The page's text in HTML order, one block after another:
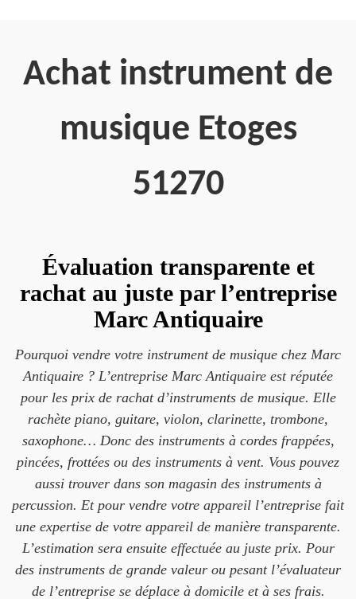
Achat instrument de
musique Etoges
51270
Évaluation transparente et
rachat au juste par l’entreprise
Marc Antiquaire
Pourquoi vendre votre instrument de musique chez Marc
Antiquaire ? L’entreprise Marc Antiquaire est réputée
pour les prix de rachat d’instruments de musique. Elle
rachète piano, guitare, violon, clarinette, trombone,
saxophone… Donc des instruments à cordes frappées,
pincées, frottées ou des instruments à vent. Vous pouvez
aussi trouver dans son magasin des instruments à
percussion. Et pour vendre votre appareil l’entreprise fait
une expertise de votre appareil de manière transparente.
L’estimation sera ensuite effectuée au juste prix. Pour
des instruments de grande valeur ou pesant l’évaluateur
de l’entreprise se déplace à domicile et à ses frais.